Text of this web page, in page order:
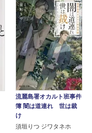
流麗島署オカルト班事件
簿 闇は道連れ 世は裁
け
須垣りつ ジワタネホ